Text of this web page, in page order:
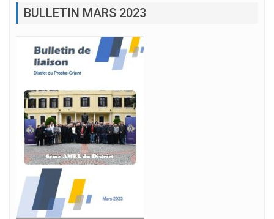
BULLETIN MARS 2023